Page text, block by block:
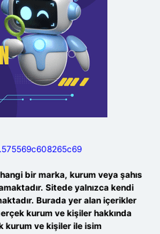
bir marka, kurum veya şahıs
Sitede yalnızca kendi
Burada yer alan içerikler
kurum ve kişiler hakkında
kurum ve kişiler ile isim